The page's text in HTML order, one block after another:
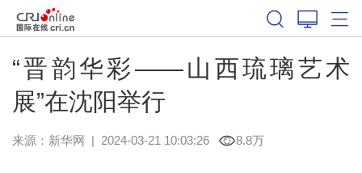
“晋韵华彩——山西琉璃艺术
展”在沈阳举行
来源： 新华网 | 2024-03-21 10:03:26 8.8万